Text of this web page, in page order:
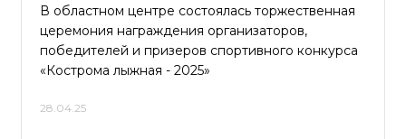
В областном центре состоялась торжественная
церемония награждения организаторов,
победителей и призеров спортивного конкурса
«Кострома лыжная - 2025»
28.04.25